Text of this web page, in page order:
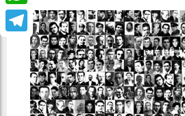
WhatsApp
Telegram